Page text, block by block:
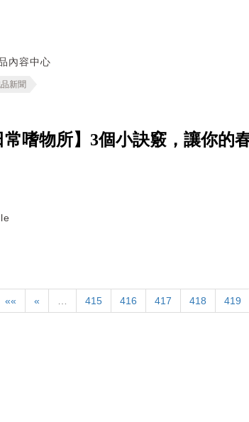
內容中心
新聞
常嗜物所】3個小訣竅，讓你的
«« « … 415 416 417 418 419